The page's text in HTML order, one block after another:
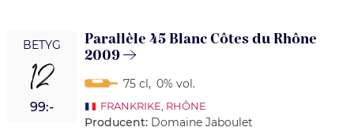
BETYG
12
99:-
Parallèle 45 Blanc Côtes du Rhône
2009
75 cl, 0% vol.
FRANKRIKE RHÔNE
Producent: Domaine Jaboulet